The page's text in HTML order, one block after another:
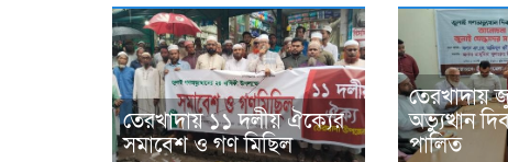
তেরখাদায় ১১ দলীয় ঐক্যের
সমাবেশ ও গণ মিছিল
তেরখাদায়
অভ্যুত্থান
পালিত